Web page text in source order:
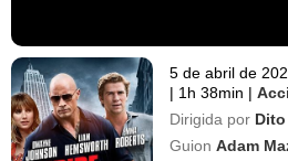
5 de abril de
| 1h 38min |
Dirigida por
Guion Adam